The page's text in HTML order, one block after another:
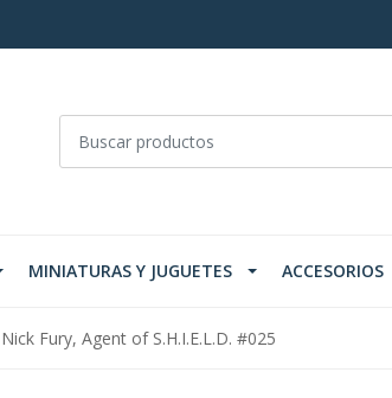
MINIATURAS Y JUGUETES ACCESORIOS
Nick Fury, Agent of S.H.I.E.L.D. #025